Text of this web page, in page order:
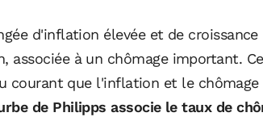
d'inflation élevée et de croissance
associée à un chômage important.
courant que l'inflation et le chômage
de Philipps associe le taux de